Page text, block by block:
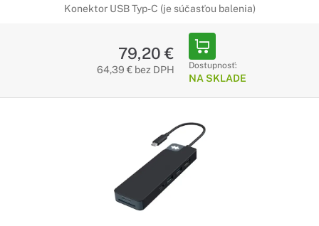
Konektor USB Typ-C (je súčasťou balenia)
79,20 €
64,39 € bez DPH Dostupnosť:
NA SKLADE